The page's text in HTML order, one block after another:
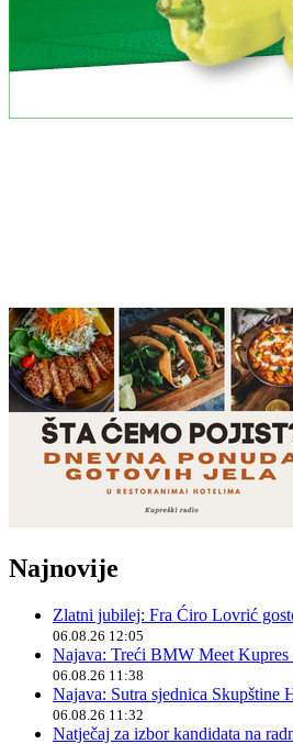
Najnovije
Zlatni jubilej: Fra Ćiro Lovrić
06.08.26 12:05
Najava: Treći BMW Meet Kupres
06.08.26 11:38
Najava: Sutra sjednica Skupštine
06.08.26 11:32
Natječaj za izbor kandidata na